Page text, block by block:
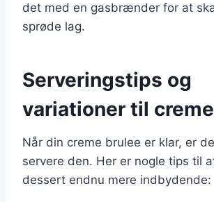
det med en gasbrænder for at
sprøde lag.
Serveringstips og
variationer til
Når din creme brulee er klar, er
servere den. Her er nogle tips til
dessert endnu mere indbydende: